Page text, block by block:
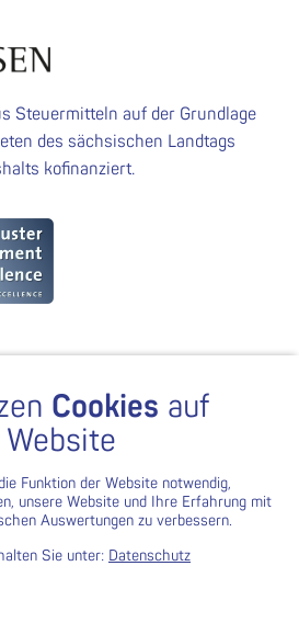
Steuermitteln auf der Grundlage
des sächsischen Landtags
kofinanziert.
Cookies auf
Funktion der Website notwendig,
unsere Website und Ihre Erfahrung mit
Auswertungen zu verbessern.
Sie unter: Datenschutz